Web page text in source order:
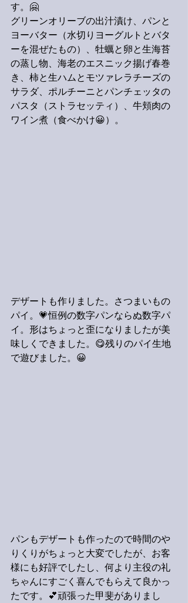
す。🤗
グリーンオリーブの出汁漬け、パンと
ヨーバター（水切りヨーグルトとバタ
ーを混ぜたもの）、牡蠣と卵と生海苔
の蒸し物、海老のエスニック揚げ春巻
き、柿と生ハムとモツァレラチーズの
サラダ、ポルチーニとパンチェッタの
パスタ（ストラセッティ）、牛頬肉の
ワイン煮（食べかけ😀）。
デザートも作りました。さつまいもの
パイ。💗恒例の数字パンならぬ数字パ
イ。形はちょっと歪になりましたが美
味しくできました。😋残りのパイ生地
で遊びました。😀
パンもデザートも作ったので時間のや
りくりがちょっと大変でしたが、お客
様にも好評でしたし、何より主役の礼
ちゃんにすごく喜んでもらえて良かっ
たです。💕頑張った甲斐がありまし